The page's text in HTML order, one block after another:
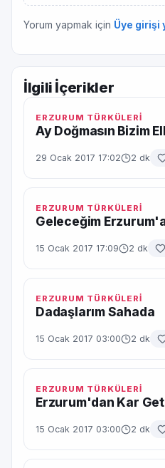
Yorum yapmak için Üye girişi
İlgili İçerikler
ERZURUM TÜRKÜLERİ
Ay Doğmasın Bizim
29 Ocak 2017 17:02 2 dk
ERZURUM TÜRKÜLERİ
Geleceğim
15 Ocak 2017 17:09 2 dk
ERZURUM TÜRKÜLERİ
Dadaşlarım Sahada
15 Ocak 2017 03:00 2 dk
ERZURUM TÜRKÜLERİ
Erzurum'dan Kar
15 Ocak 2017 03:00 2 dk